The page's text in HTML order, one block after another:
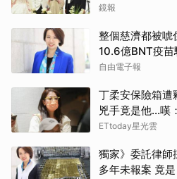
離開嗎？
鏡報
整個慈濟都被唬
10.6億BNT疫苗
自由電子報
丁柔安保險箱
兇手竟是他...嘆
ETtoday星光雲
獨家》委託律
多年未報案 竟是